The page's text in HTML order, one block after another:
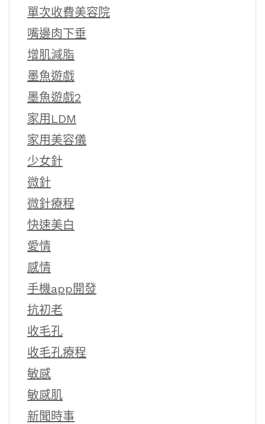
單次收費美容院
嘴邊肉下垂
增肌減脂
墨魚遊戲
墨魚遊戲2
家用LDM
家用美容儀
少女針
微針
微針療程
快速美白
愛情
感情
手機app開發
抗初老
收毛孔
收毛孔療程
敏感
敏感肌
新聞時事